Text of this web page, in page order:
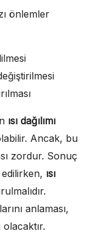
önlemler
ısı dağılımı
Ancak, bu
zordur. Sonuç
ısı
anlaması,